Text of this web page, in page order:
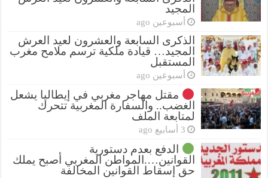
المجيد
أسبوعين ago
الذكرى السابعة والعشرون لعيد العرش
المجيد… قيادة ملكية ترسم ملامح مغرب
المستقبل
أسبوعين ago
مقتل مهاجر مغربي في إيطاليا يشعل
الغضب.. والسفارة المغربية تتحرك
لمتابعة الملف
3 أسابيع ago
الدفع بعدم دستورية
القوانين….المواطن المغربي أصبح يملك
حق إسقاط القوانين المخالفة